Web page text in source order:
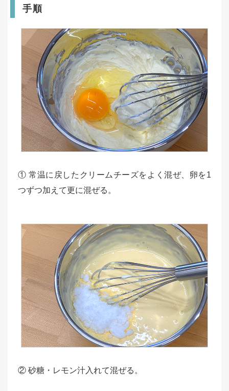
手順
① 常温に戻したクリームチーズをよく混ぜ、卵を1
つずつ加えて更に混ぜる。
② 砂糖・レモン汁入れて混ぜる。